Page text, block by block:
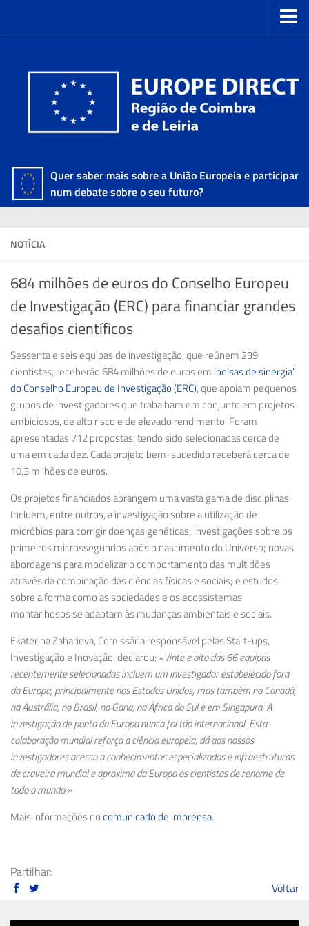
Quer saber mais sobre a União Europeia e participar
num debate sobre o seu futuro?
NOTÍCIA
684 milhões de euros do Conselho Europeu
de Investigação (ERC) para financiar grandes
desafios científicos
Sessenta e seis equipas de investigação, que reúnem 239
cientistas, receberão 684 milhões de euros em ‘bolsas de sinergia’
do Conselho Europeu de Investigação (ERC), que apoiam pequenos
grupos de investigadores que trabalham em conjunto em projetos
ambiciosos, de alto risco e de elevado rendimento. Foram
apresentadas 712 propostas, tendo sido selecionadas cerca de
uma em cada dez. Cada projeto bem-sucedido receberá cerca de
10,3 milhões de euros.
Os projetos financiados abrangem uma vasta gama de disciplinas.
Incluem, entre outros, a investigação sobre a utilização de
micróbios para corrigir doenças genéticas; investigações sobre os
primeiros microssegundos após o nascimento do Universo; novas
abordagens para modelizar o comportamento das multidões
através da combinação das ciências físicas e sociais; e estudos
sobre a forma como as sociedades e os ecossistemas
montanhosos se adaptam às mudanças ambientais e sociais.
EkaterinaZaharieva, Comissária responsável pelas Start-ups,
Investigação e Inovação, declarou: «Vinte e oito das 66 equipas
recentemente selecionadas incluem um investigador estabelecido fora
da Europa, principalmente nos Estados Unidos, mas também no Canadá,
na Austrália, no Brasil, no Gana, na África do Sul e em Singapura. A
investigação de ponta da Europa nunca foi tão internacional. Esta
colaboração mundial reforça a ciência europeia, dá aos nossos
investigadores acesso a conhecimentos especializados e infraestruturas
de craveira mundial e aproxima da Europa os cientistas de renome de
todo o mundo.»
Mais informações nocomunicado de imprensa.
Partilhar:
Voltar